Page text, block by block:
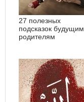
27 полезных
подсказок будущим
родителям